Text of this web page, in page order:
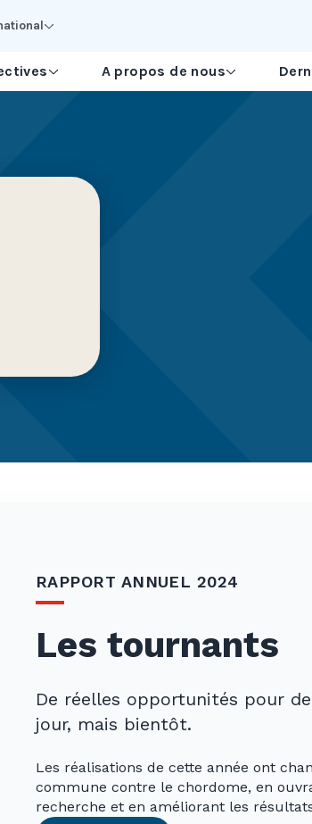
A propos de nous
RAPPORT ANNUEL 2024
Les tournants
De réelles opportunités pour
jour, mais bientôt.
Les réalisations de cette année ont
commune contre le chordome, en
recherche et en améliorant les